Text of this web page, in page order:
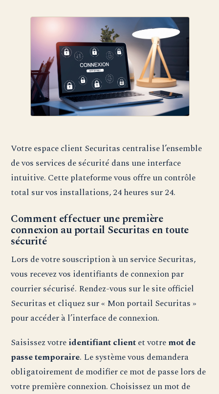
Votre espace client Securitas centralise l’ensemble
de vos services de sécurité dans une interface
intuitive. Cette plateforme vous offre un contrôle
total sur vos installations, 24 heures sur 24.
Comment effectuer une première
connexion au portail Securitas en toute
sécurité
Lors de votre souscription à un service Securitas,
vous recevez vos identifiants de connexion par
courrier sécurisé. Rendez-vous sur le site officiel
Securitas et cliquez sur « Mon portail Securitas »
pour accéder à l’interface de connexion.
Saisissez votreidentifiant clientet votremot de
passe temporaire. Le système vous demandera
obligatoirement de modifier ce mot de passe lors de
votre première connexion. Choisissez un mot de